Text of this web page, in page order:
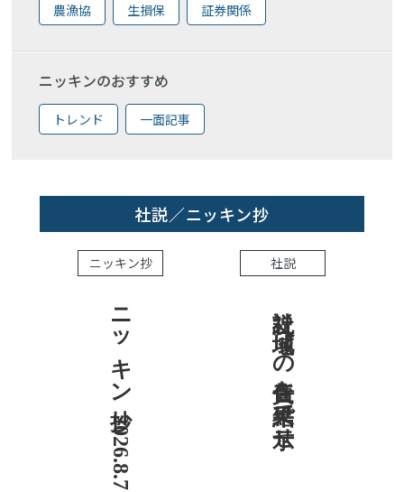
農漁協 生損保 証券関係
ニッキンのおすすめ
トレンド 一面記事
社説／ニッキン抄
ニッキン抄
ニッキン抄 2026.8.7
社説
社説 地域への責任を結果で示せ